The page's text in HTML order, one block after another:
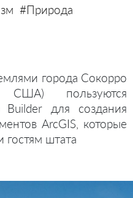
#Природа
города Сокорро
США) пользуются
для создания
ArcGIS, которые
штата